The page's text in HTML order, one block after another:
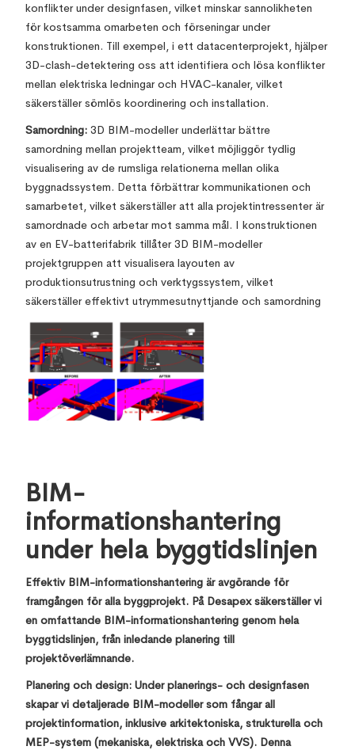
konflikter under designfasen, vilket minskar sannolikheten
för kostsamma omarbeten och förseningar under
konstruktionen. Till exempel, i ett datacenterprojekt, hjälper
3D-clash-detektering oss att identifiera och lösa konflikter
mellan elektriska ledningar och HVAC-kanaler, vilket
säkerställer sömlös koordinering och installation.
Samordning: 3D BIM-modeller underlättar bättre
samordning mellan projektteam, vilket möjliggör tydlig
visualisering av de rumsliga relationerna mellan olika
byggnadssystem. Detta förbättrar kommunikationen och
samarbetet, vilket säkerställer att alla projektintressenter är
samordnade och arbetar mot samma mål. I konstruktionen
av en EV-batterifabrik tillåter 3D BIM-modeller
projektgruppen att visualisera layouten av
produktionsutrustning och verktygssystem, vilket
säkerställer effektivt utrymmesutnyttjande och samordning
BIM-
informationshantering
under hela byggtidslinjen
Effektiv BIM-informationshantering är avgörande för
framgången för alla byggprojekt. På Desapex säkerställer vi
en omfattande BIM-informationshantering genom hela
byggtidslinjen, från inledande planering till
projektöverlämnande.
Planering och design: Under planerings- och designfasen
skapar vi detaljerade BIM-modeller som fångar all
projektinformation, inklusive arkitektoniska, strukturella och
MEP-system (mekaniska, elektriska och VVS). Denna